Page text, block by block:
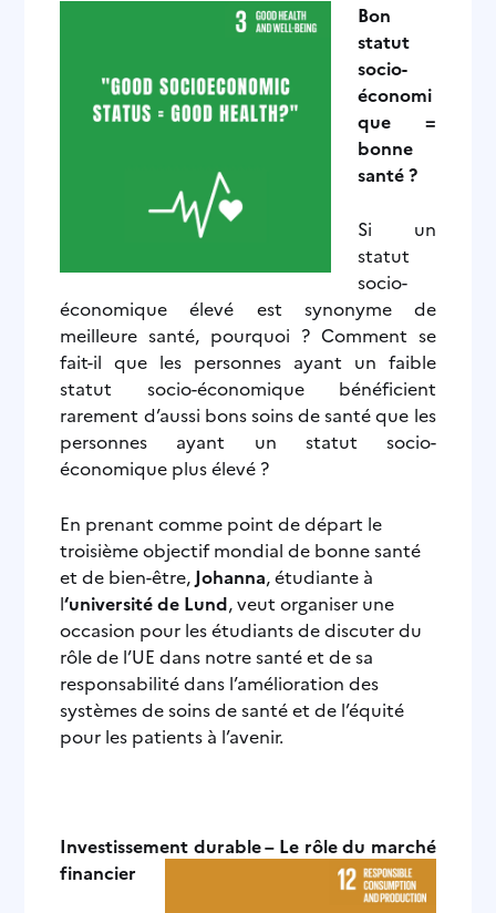
Bon
statut
socio-
économi
que =
bonne
santé ?
Si un
statut
socio-
économique élevé est synonyme de
meilleure santé, pourquoi ? Comment se
fait-il que les personnes ayant un faible
statut socio-économique bénéficient
rarement d’aussi bons soins de santé que les
personnes ayant un statut socio-
économique plus élevé ?
En prenant comme point de départ le
troisième objectif mondial de bonne santé
et de bien-être, Johanna, étudiante à
l‘université de Lund, veut organiser une
occasion pour les étudiants de discuter du
rôle de l’UE dans notre santé et de sa
responsabilité dans l’amélioration des
systèmes de soins de santé et de l’équité
pour les patients à l’avenir.
Investissement durable – Le rôle du marché
financier